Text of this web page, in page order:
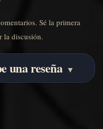
Sé la primera
la discusión.
una reseña ▼